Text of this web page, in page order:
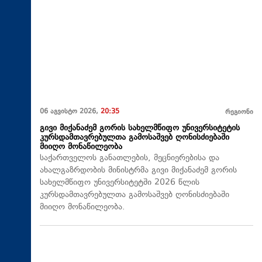
06 აგვისტო 2026, 20:35 რეგიონი
გივი მიქანაძემ გორის სახელმწიფო უნივერსიტეტის
კურსდამთავრებულთა გამოსაშვებ ღონისძიებაში
მიიღო მონაწილეობა
საქართველოს განათლების, მეცნიერებისა და
ახალგაზრდობის მინისტრმა გივი მიქანაძემ გორის
სახელმწიფო უნივერსიტეტში 2026 წლის
კურსდამთავრებულთა გამოსაშვებ ღონისძიებაში
მიიღო მონაწილეობა.